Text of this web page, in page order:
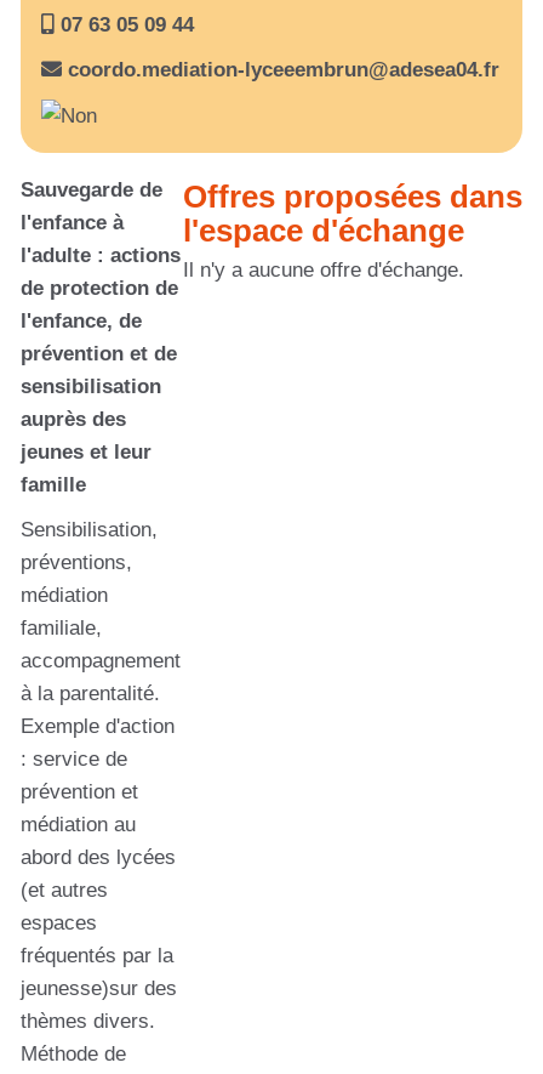
07 63 05 09 44
coordo.mediation-lyceeembrun@adesea04.fr
Sauvegarde de
l'enfance à
l'adulte : actions
de protection de
l'enfance, de
prévention et de
sensibilisation
auprès des
jeunes et leur
famille
Sensibilisation,
préventions,
médiation
familiale,
accompagnement
à la parentalité.
Exemple d'action
: service de
prévention et
médiation au
abord des lycées
(et autres
espaces
fréquentés par la
jeunesse)sur des
thèmes divers.
Méthode de
Offres proposées dans
l'espace d'échange
Il n'y a aucune offre d'échange.